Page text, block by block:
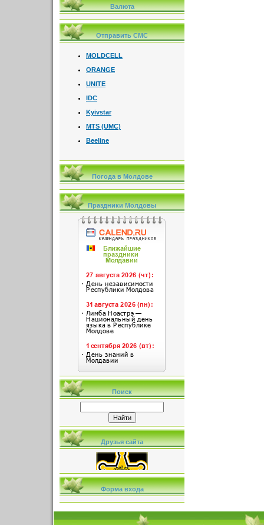
Валюта
Отправить СМС
MOLDCELL
ORANGE
UNITE
IDC
Kyivstar
MTS (UMC)
Beeline
Погода в Молдове
Праздники Молдовы
Поиск
Друзья сайта
Форма входа